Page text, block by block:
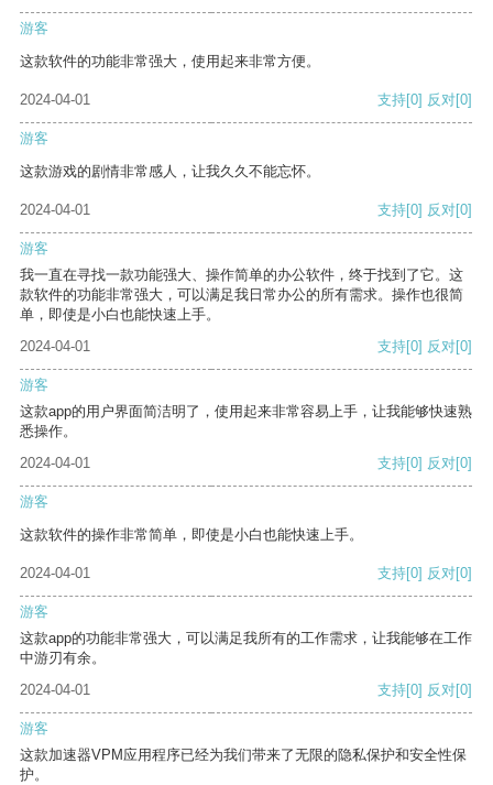
游客
这款软件的功能非常强大，使用起来非常方便。
2024-04-01 支持[0] 反对[0]
游客
这款游戏的剧情非常感人，让我久久不能忘怀。
2024-04-01 支持[0] 反对[0]
游客
我一直在寻找一款功能强大、操作简单的办公软件，终于找到了它。这
款软件的功能非常强大，可以满足我日常办公的所有需求。操作也很简
单，即使是小白也能快速上手。
2024-04-01
支持[0] 反对[0]
游客
这款app的用户界面简洁明了，使用起来非常容易上手，让我能够快速熟
悉操作。
2024-04-01
支持[0] 反对[0]
游客
这款软件的操作非常简单，即使是小白也能快速上手。
2024-04-01 支持[0] 反对[0]
游客
这款app的功能非常强大，可以满足我所有的工作需求，让我能够在工作
中游刃有余。
2024-04-01
支持[0] 反对[0]
游客
这款加速器VPM应用程序已经为我们带来了无限的隐私保护和安全性保
护。